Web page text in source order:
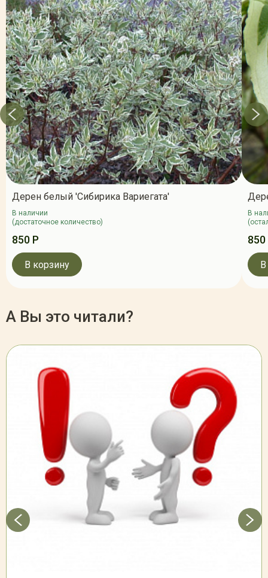
Дерен белый 'Сибирика Вариегата'
В наличии
(достаточное количество)
850 Р
В корзину
В
А Вы это читали?